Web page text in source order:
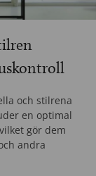
och stilrena
en optimal
gör dem
andra